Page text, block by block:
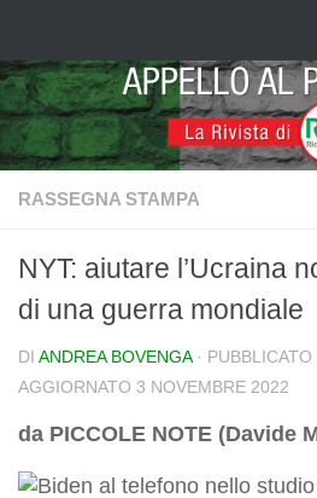
RASSEGNA STAMPA
NYT: aiutare l’Ucraina
di una guerra mondiale
DI ANDREA BOVENGA · PUBBLICATO
AGGIORNATO 3 NOVEMBRE 2022
da PICCOLE NOTE (Davide